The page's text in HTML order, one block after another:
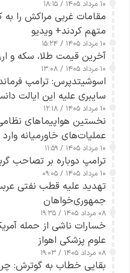
۱۰ مرداد ۱۴۰۵ / ۱۸:۱۵
مقامات غربی مراکش را
متهم کردند+ ویدیو
۱۰ مرداد ۱۴۰۵ / ۱۵:۲۴
آخرین قیمت طلا، سکه و ارز شنبه 10
۱۰ مرداد ۱۴۰۵ / ۱۳:۰۸
اسوشیتدپرس: ترامپ
سایبری علیه این ایالت
۱۰ مرداد ۱۴۰۵ / ۱۲:۱۸
نخستین هواپیماهای نظامی
عملیات‌های خاورمیانه
۱۰ مرداد ۱۴۰۵ / ۱۱:۵۹
ترامپ دوباره بر تصاحب
۱۰ مرداد ۱۴۰۵ / ۰۹:۰۵
تهدید علیه قطب نفتی
جمهوری‌خواهان
۰۸ مرداد ۱۴۰۵ / ۱۹:۳۵
خسارات ناشی از حمله
علوم پزشکی اهواز
۰۸ مرداد ۱۴۰۵ / ۱۹:۰۳
بقایی خطاب به گوترش: